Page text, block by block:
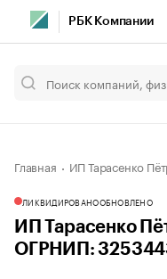
РБК Компании
Главная ИП Тарасенко
ЛИКВИДИРОВАНООБНОВЛЕНО
ИП Тарасенко
ОГРНИП: